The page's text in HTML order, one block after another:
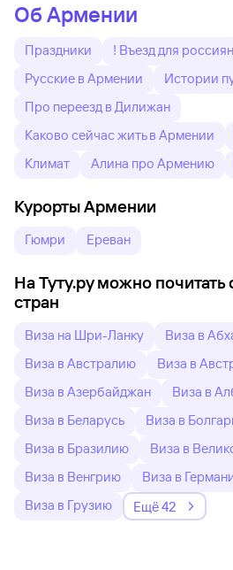
Об Армении
Праздники
! Въезд для россиян
Русские в Армении
Истории
Про переезд в Дилижан
Каково сейчас жить в Армении
Климат
Алина про Армению
Курорты Армении
Гюмри Ереван
На Туту.ру можно почитать
стран
Виза на Шри-Ланку
Виза в
Виза в Австралию
Виза в
Виза в Азербайджан
Виза в
Виза в Беларусь
Виза в
Виза в Бразилию
Виза в
Виза в Венгрию
Виза в
Виза в Грузию
Ещё 42